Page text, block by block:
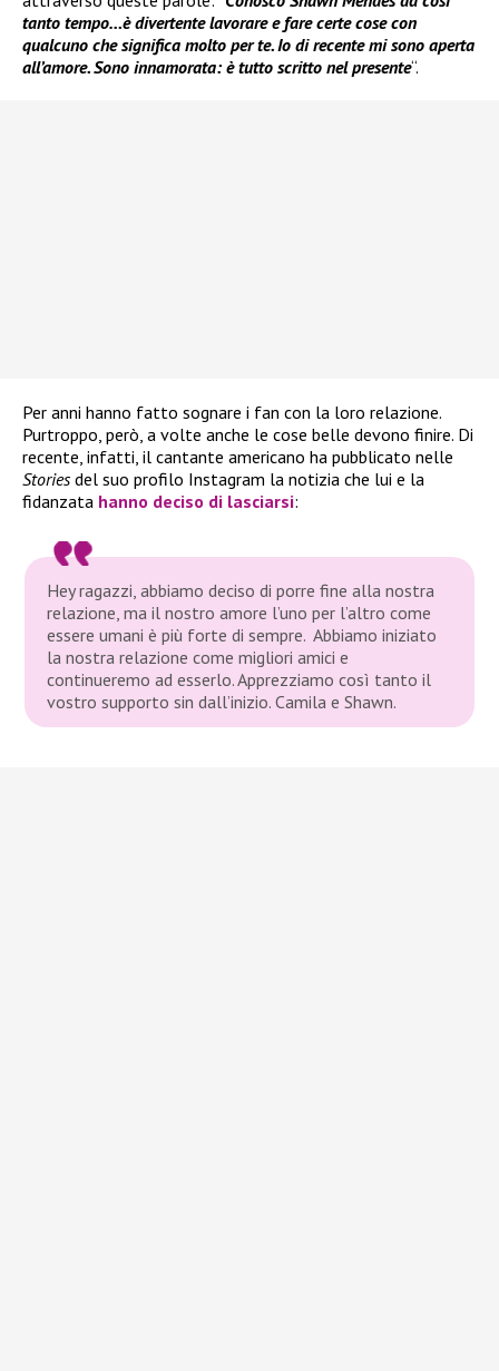
tanto tempo…è divertente lavorare e fare certe cose con
qualcuno che significa molto per te. Io di recente mi sono aperta
all’amore. Sono innamorata: è tutto scritto nel presente“.
Per anni hanno fatto sognare i fan con la loro relazione.
Purtroppo, però, a volte anche le cose belle devono finire. Di
recente, infatti, il cantante americano ha pubblicato nelle
Storiesdel suo profilo Instagram la notizia che lui e la
fidanzata hanno deciso di lasciarsi:
Hey ragazzi, abbiamo deciso di porre fine alla nostra
relazione, ma il nostro amore l’uno per l’altro come
essere umani è più forte di sempre. Abbiamo iniziato
la nostra relazione come migliori amici e
continueremo ad esserlo. Apprezziamo così tanto il
vostro supporto sin dall’inizio. Camila e Shawn.